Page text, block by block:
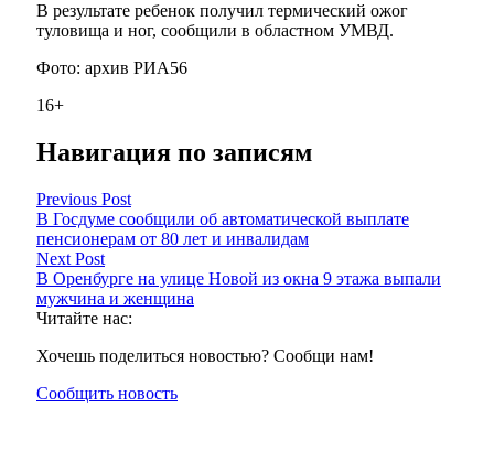
В результате ребенок получил термический ожог
туловища и ног, сообщили в областном УМВД.
Фото: архив РИА56
16+
Навигация по записям
Previous Post
В Госдуме сообщили об автоматической выплате
пенсионерам от 80 лет и инвалидам
Next Post
В Оренбурге на улице Новой из окна 9 этажа выпали
мужчина и женщина
Читайте нас:
Хочешь поделиться новостью? Сообщи нам!
Сообщить новость